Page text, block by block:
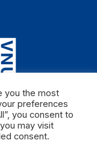
you the most
preferences
you consent to
may visit
consent.